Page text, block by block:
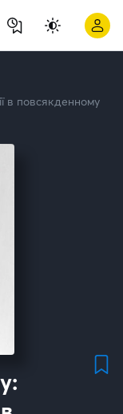
в повсякденному